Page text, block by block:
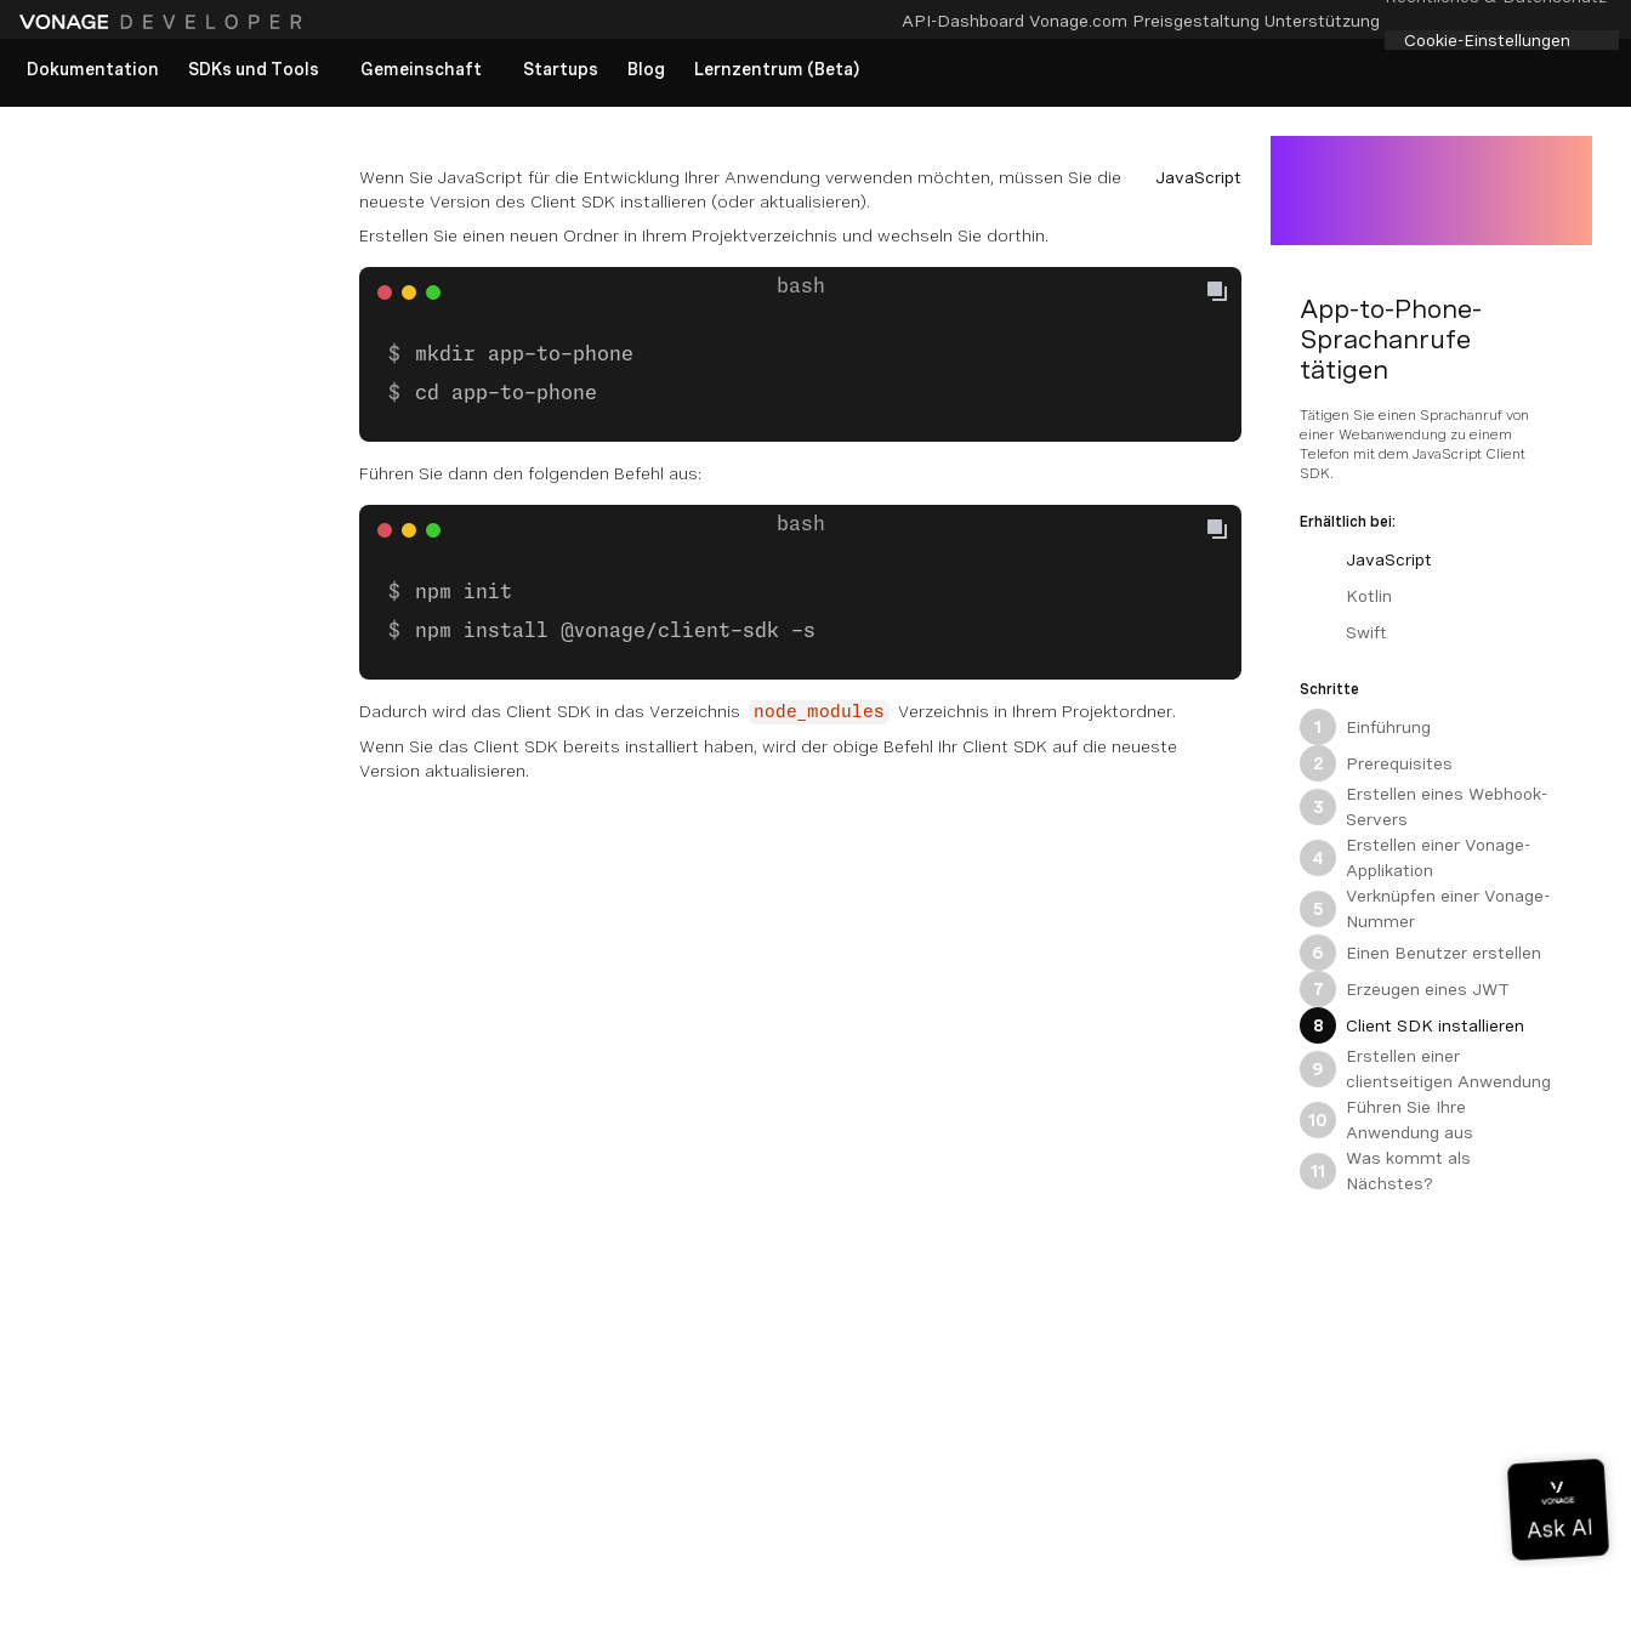
API-Dashboard Vonage.com Preisgestaltung Unterstützung
Cookie-Einstellungen
Dokumentation
SDKs und Tools Gemeinschaft Startups Blog Lernzentrum (Beta)
JavaScript
Wenn Sie JavaScript für die Entwicklung Ihrer Anwendung verwenden möchten, müssen Sie die
neueste Version des Client SDK installieren (oder aktualisieren).
Erstellen Sie einen neuen Ordner in Ihrem Projektverzeichnis und wechseln Sie dorthin.
mkdir app-to-phone
cd app-to-phone
Führen Sie dann den folgenden Befehl aus:
npm init
npm install @vonage/client-sdk -s
Dadurch wird das Client SDK in das Verzeichnis node_modules
Verzeichnis in Ihrem Projektordner.
Wenn Sie das Client SDK bereits installiert haben, wird der obige Befehl Ihr Client SDK auf die neueste
Version aktualisieren.
App-to-Phone-
Sprachanrufe
tätigen
Tätigen Sie einen Sprachanruf von
einer Webanwendung zu einem
Telefon mit dem JavaScript Client
SDK.
Erhältlich bei:
JavaScript
Kotlin
Swift
Schritte
1
Einführung
2
Prerequisites
3
Erstellen eines Webhook-
Servers
4
Erstellen einer Vonage-
Applikation
5
Verknüpfen einer Vonage-
Nummer
6
Einen Benutzer erstellen
7
Erzeugen eines JWT
8
Client SDK installieren
9
Erstellen einer
clientseitigen Anwendung
10
Führen Sie Ihre
Anwendung aus
11
Was kommt als
Nächstes?